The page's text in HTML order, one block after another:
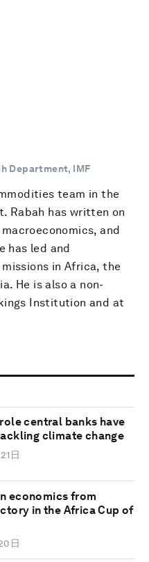
Department, IMF
team in the
Rabah has written on
and
has led and
in Africa, the
He is also a non-
Institution and at
central banks have
climate change
日
economics from
in the Africa Cup of
日